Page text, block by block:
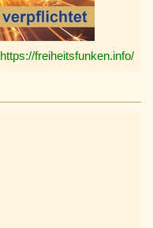
https://freiheitsfunken.info/